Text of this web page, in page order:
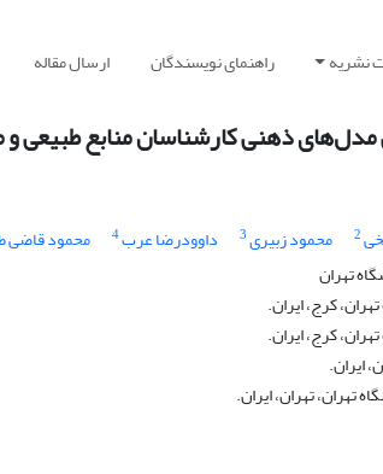
نشریه راهنمای نویسندگان ارسال مقاله
ذهنی کارشناسان منابع طبیعی
2 محمود زبیری3 داوودرضا عرب4 محمود قاضی
تهران
کرج، ایران.
کرج، ایران.
ایران.
تهران، تهران، ایران.